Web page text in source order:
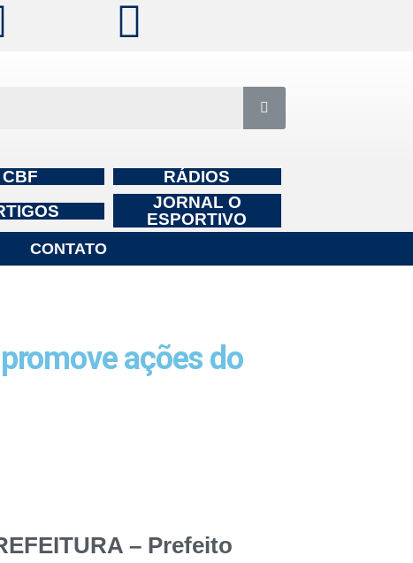
CBF
RÁDIOS
JORNAL O
ESPORTIVO
CONTATO
ações do
– Prefeito